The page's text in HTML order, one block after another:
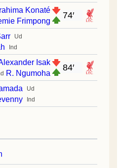
74′
Konaté
Frimpong
Ud
Ind
84′
Isak
R. Ngumoha
Ud
Ind